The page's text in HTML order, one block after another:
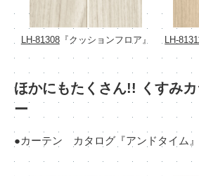
LH-81308『クッションフロア』 LH-
ほかにもたくさん!! くすみ
ー
●カーテン カタログ『アンドタイム